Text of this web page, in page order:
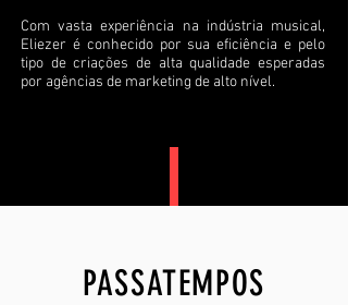
Com vasta experiência na indústria musical,
Eliezer é conhecido por sua eficiência e pelo
tipo de criações de alta qualidade esperadas
por agências de marketing de alto nível.
PASSATEMPOS